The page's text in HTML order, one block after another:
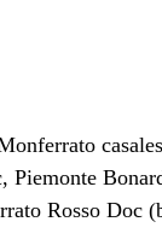
Piemonte
Rosso Doc